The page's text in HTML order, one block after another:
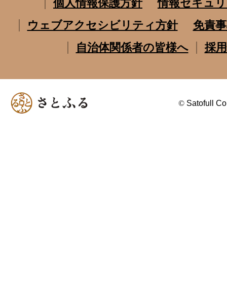
個人情報保護方針
情報セキュ
ウェブアクセシビリティ方針
免責
自治体関係者の皆様へ
採
© Satofull